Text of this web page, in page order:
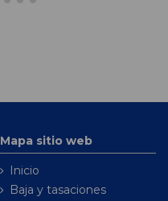
Mapa sitio web
Inicio
Baja y tasaciones